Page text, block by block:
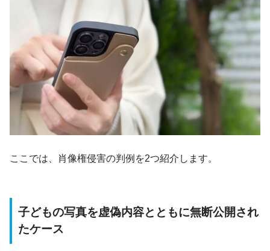
ここでは、肖像権侵害の判例を2つ紹介します。
子どもの写真を虚偽内容とともに無断公開され
たケース